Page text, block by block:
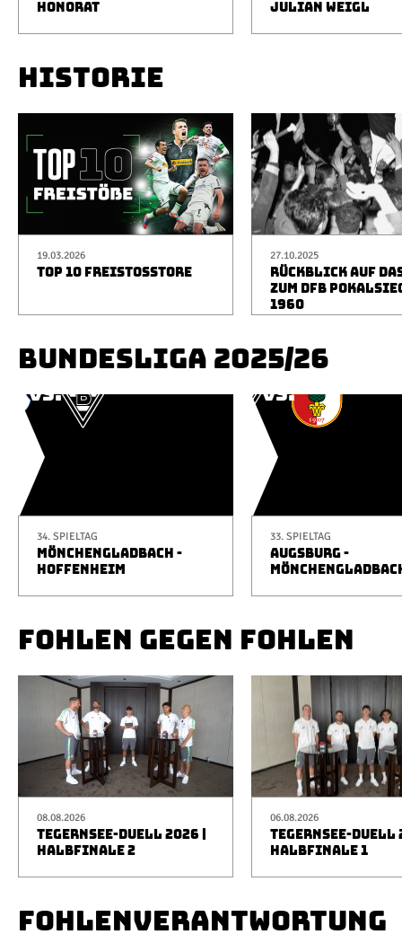
HONORAT
JULIAN WEIGL
HISTORIE
19.03.2026
TOP 10 FREISTOSSTORE
27.10.2025
RÜCKBLICK AUF
ZUM DFB
1960
BUNDESLIGA 2025/26
34. SPIELTAG
MÖNCHENGLADBACH -
HOFFENHEIM
33. SPIELTAG
AUGSBURG -
FOHLEN GEGEN FOHLEN
08.08.2026
TEGERNSEE-DUELL 2026 |
HALBFINALE 2
06.08.2026
TEGERNSEE-DUELL
HALBFINALE 1
FOHLENVERANTWORTUNG